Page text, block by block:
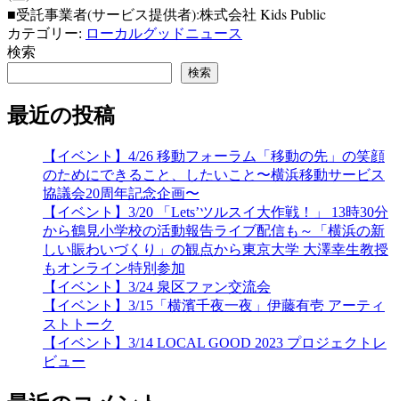
■受託事業者(サービス提供者):株式会社 Kids Public
カテゴリー: ローカルグッドニュース
検索
検索
最近の投稿
【イベント】4/26 移動フォーラム「移動の先」の笑顔
のためにできること、したいこと〜横浜移動サービス
協議会20周年記念企画〜
【イベント】3/20 「Lets’ツルスイ大作戦！」 13時30分
から鶴見小学校の活動報告ライブ配信も～「横浜の新
しい賑わいづくり」の観点から東京大学 大澤幸生教授
もオンライン特別参加
【イベント】3/24 泉区ファン交流会
【イベント】3/15「横濱千夜一夜」伊藤有壱 アーティ
ストトーク
【イベント】3/14 LOCAL GOOD 2023 プロジェクトレ
ビュー